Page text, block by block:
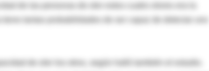
de las personas de oler estos cuatro olores era la
tantas probabilidades de ser capaz de detectar uno
de oler los otros, según halló también el estudio.